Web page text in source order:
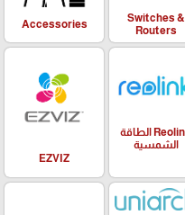
Switches &
Routers
Accessories
Reolink الطاقة
الشمسية
EZVIZ